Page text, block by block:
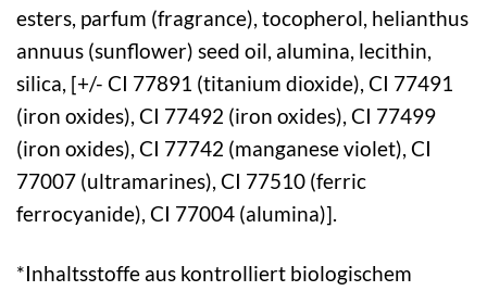
esters, parfum (fragrance), tocopherol, helianthus
annuus (sunflower) seed oil, alumina, lecithin,
silica, [+/- CI 77891 (titanium dioxide), CI 77491
(iron oxides), CI 77492 (iron oxides), CI 77499
(iron oxides), CI 77742 (manganese violet), CI
77007 (ultramarines), CI 77510 (ferric
ferrocyanide), CI 77004 (alumina)].
*Inhaltsstoffe aus kontrolliert biologischem